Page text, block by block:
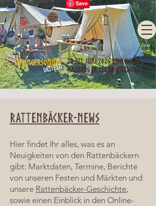
Rattenbäcker-News
Hier findet Ihr alles, was es an
Neuigkeiten von den Rattenbäckern
gibt: Marktdaten, Termine, Berichte
von unseren Festen und Märkten und
unsere Rattenbäcker-Geschichte,
sowie einen Einblick in den Online-